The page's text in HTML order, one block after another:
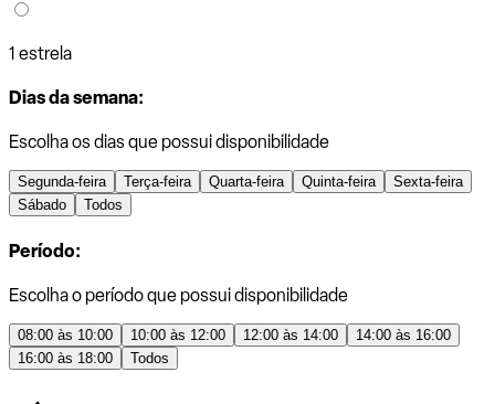
1 estrela
Dias da semana:
Escolha os dias que possui disponibilidade
Segunda-feira Terça-feira Quarta-feira Quinta-feira
Sexta-feira
Sábado
Todos
Período:
Escolha o período que possui disponibilidade
08:00 às 10:00 10:00 às 12:00 12:00 às 14:00
14:00 às 16:00
16:00 às 18:00
Todos